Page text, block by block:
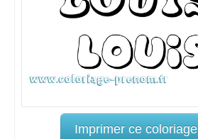
Imprimer ce coloriage